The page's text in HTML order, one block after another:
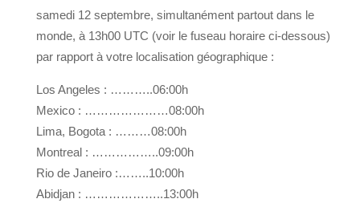
samedi 12 septembre, simultanément partout dans le
monde, à 13h00 UTC (voir le fuseau horaire ci-dessous)
par rapport à votre localisation géographique :
Los Angeles : ………..06:00h
Mexico : …………………08:00h
Lima, Bogota : ………08:00h
Montreal : ……………..09:00h
Rio de Janeiro :……..10:00h
Abidjan : ………………..13:00h